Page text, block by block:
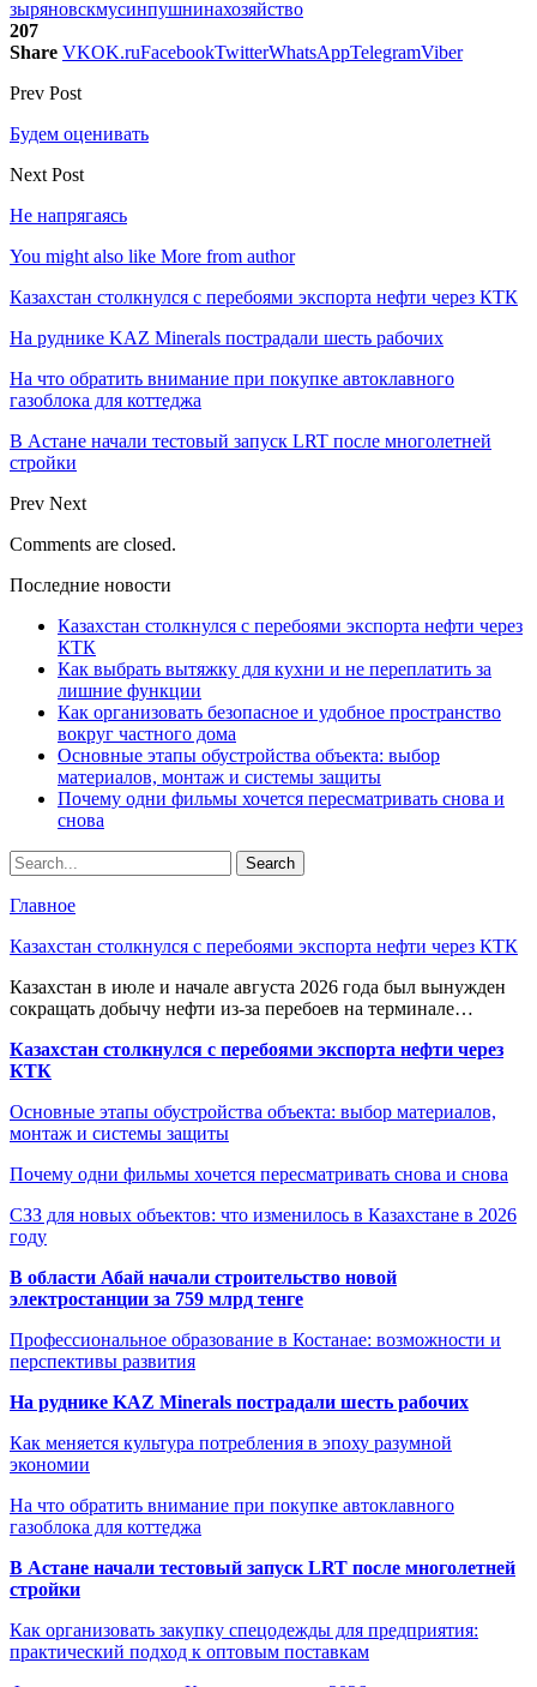
зыряновскмусинпушнинахозяйство
207
Share VKOK.ruFacebookTwitterWhatsAppTelegramViber
Prev Post
Будем оценивать
Next Post
Не напрягаясь
You might also like More from author
Казахстан столкнулся с перебоями экспорта нефти через КТК
На руднике KAZ Minerals пострадали шесть рабочих
На что обратить внимание при покупке автоклавного
газоблока для коттеджа
В Астане начали тестовый запуск LRT после многолетней
стройки
Prev Next
Comments are closed.
Последние новости
Казахстан столкнулся с перебоями экспорта нефти через
КТК
Как выбрать вытяжку для кухни и не переплатить за
лишние функции
Как организовать безопасное и удобное пространство
вокруг частного дома
Основные этапы обустройства объекта: выбор
материалов, монтаж и системы защиты
Почему одни фильмы хочется пересматривать снова и
снова
Главное
Казахстан столкнулся с перебоями экспорта нефти через КТК
Казахстан в июле и начале августа 2026 года был вынужден
сокращать добычу нефти из-за перебоев на терминале…
Казахстан столкнулся с перебоями экспорта нефти через
КТК
Основные этапы обустройства объекта: выбор материалов,
монтаж и системы защиты
Почему одни фильмы хочется пересматривать снова и снова
СЗЗ для новых объектов: что изменилось в Казахстане в 2026
году
В области Абай начали строительство новой
электростанции за 759 млрд тенге
Профессиональное образование в Костанае: возможности и
перспективы развития
На руднике KAZ Minerals пострадали шесть рабочих
Как меняется культура потребления в эпоху разумной
экономии
На что обратить внимание при покупке автоклавного
газоблока для коттеджа
В Астане начали тестовый запуск LRT после многолетней
стройки
Как организовать закупку спецодежды для предприятия:
практический подход к оптовым поставкам